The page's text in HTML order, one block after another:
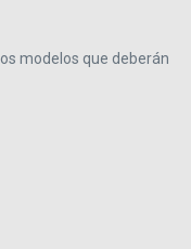
modelos que deberán